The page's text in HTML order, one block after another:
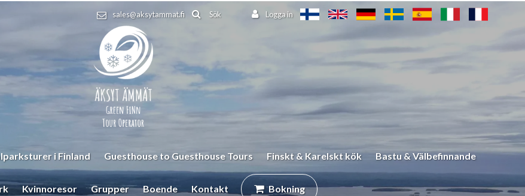
sales@aksytammat.fi Sök Logga in
i Finland Guesthouse to Guesthouse Tours Finskt & Karelskt kök Bastu & Välbefinnande
Kvinnoresor Grupper Boende Kontakt Bokning